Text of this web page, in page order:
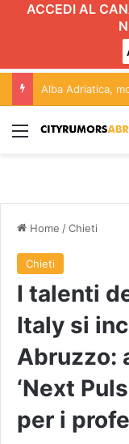
ACCEDI AL
Menu
Home /Chieti
Chieti
I talenti
Italy si
Abruzzo:
‘Next
per i